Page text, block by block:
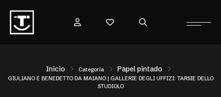
Inicio Categoría Papel pintado
GIULIANO E BENEDETTO DA MAIANO | GALLERIE DEGLI UFFIZI: TARSIE DELLO
STUDIOLO